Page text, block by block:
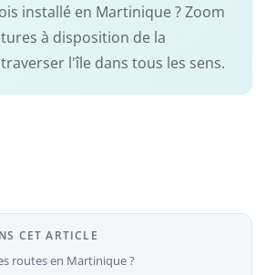
installé en Martinique ? Zoom
à disposition de la
l'île dans tous les sens.
CET ARTICLE
routes en Martinique ?